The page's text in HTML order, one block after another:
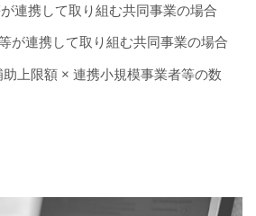
連携して取り組む共同事業の場合
が連携して取り組む共同事業の場合
上限額 × 連携小規模事業者等の数